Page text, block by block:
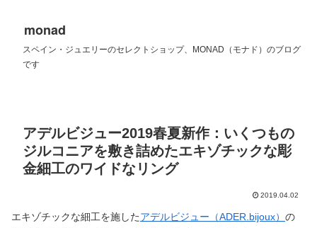
monad
スペイン・ジュエリーのセレクトショップ、MONAD（モナド）のブログ
です
アデルビジュー2019春夏新作：いくつもの
ジルコニアを敷き詰めたエキゾチックな彫
金細工のワイドなリング
2019.04.02
エキゾチックな細工を施したアデルビジュー（ADER.bijoux） の